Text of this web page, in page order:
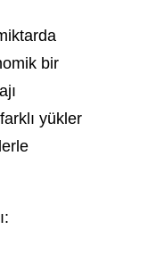
bir
yükler